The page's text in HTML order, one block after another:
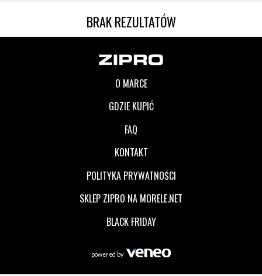
BRAK REZULTATÓW
O MARCE
GDZIE KUPIĆ
FAQ
KONTAKT
POLITYKA PRYWATNOŚCI
SKLEP ZIPRO NA MORELE.NET
BLACK FRIDAY
powered by